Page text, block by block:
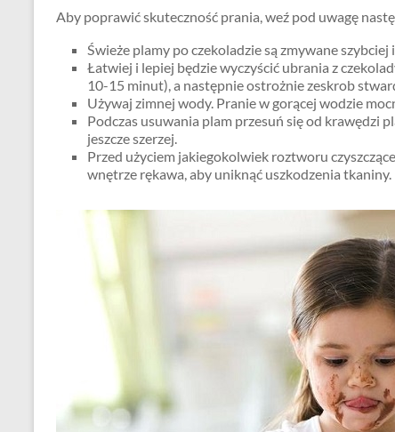
Aby poprawić skuteczność prania, weź pod uwagę
Świeże plamy po czekoladzie są zmywane
Łatwiej i lepiej będzie wyczyścić ubrania z
10-15 minut), a następnie ostrożnie zeskrob
Używaj zimnej wody. Pranie w gorącej wodzie
Podczas usuwania plam przesuń się od krawędzi
jeszcze szerzej.
Przed użyciem jakiegokolwiek roztworu
wnętrze rękawa, aby uniknąć uszkodzenia tkaniny.